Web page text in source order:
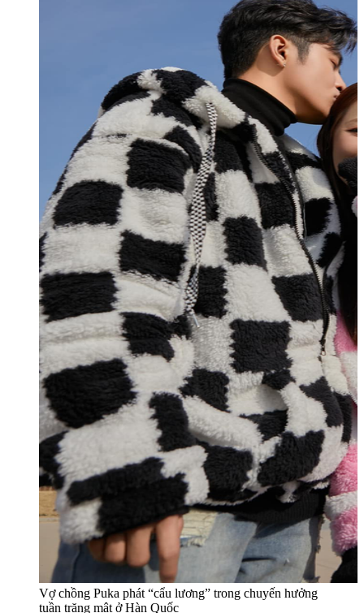
Vợ chồng Puka phát “cẩu lương” trong chuyến hưởng
tuần trăng mật ở Hàn Quốc